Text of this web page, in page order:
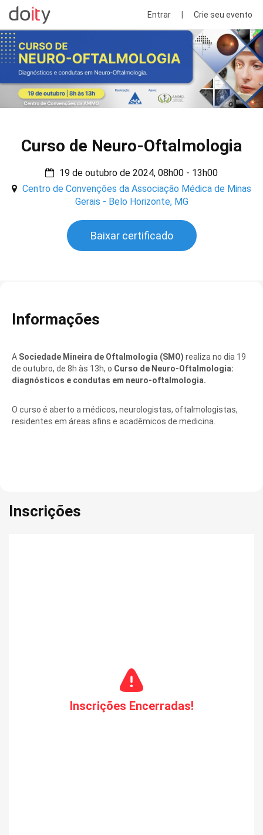
Entrar Crie seu evento
Curso de Neuro-Oftalmologia
19 de outubro de 2024, 08h00 - 13h00
Centro de Convenções da Associação Médica de Minas
Gerais - Belo Horizonte, MG
Baixar certificado
Informações
A Sociedade Mineira de Oftalmologia (SMO) realiza no dia 19
de outubro, de 8h às 13h, o Curso de Neuro-Oftalmologia:
diagnósticos e condutas em neuro-oftalmologia.
O curso é aberto a médicos, neurologistas, oftalmologistas,
residentes em áreas afins e acadêmicos de medicina.
Inscrições
Inscrições Encerradas!